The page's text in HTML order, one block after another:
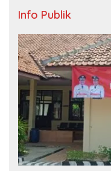
Info Publik